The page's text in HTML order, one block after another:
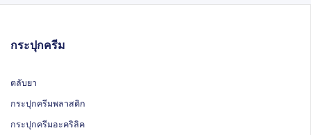
กระปุกครีม
ตลับยา
กระปุกครีมพลาสติก
กระปุกครีมอะคริลิค